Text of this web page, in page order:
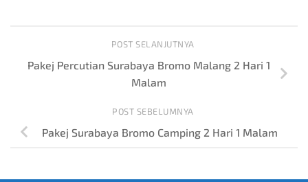
POST SELANJUTNYA
Pakej Percutian Surabaya Bromo Malang 2 Hari 1
Malam
POST SEBELUMNYA
Pakej Surabaya Bromo Camping 2 Hari 1 Malam